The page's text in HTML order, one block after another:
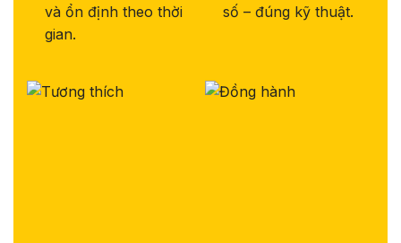
và ổn định theo thời
gian.
số – đúng kỹ thuật.